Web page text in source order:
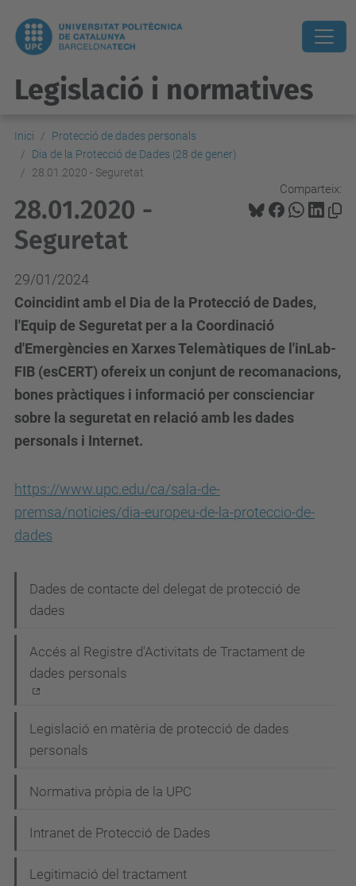
Legislació i normatives
Inici
Protecció de dades personals
Dia de la Protecció de Dades (28 de gener)
28.01.2020 - Seguretat
Comparteix:
28.01.2020 -
Seguretat
29/01/2024
Coincidint amb el Dia de la Protecció de Dades,
l'Equip de Seguretat per a la Coordinació
d'Emergències en Xarxes Telemàtiques de l'inLab-
FIB (esCERT) ofereix un conjunt de recomanacions,
bones pràctiques i informació per conscienciar
sobre la seguretat en relació amb les dades
personals i Internet.
https://www.upc.edu/ca/sala-de-
premsa/noticies/dia-europeu-de-la-proteccio-de-
dades
g
i
ó
Dades de contacte del delegat de protecció de
dades
Accés al Registre d'Activitats de Tractament de
dades personals
Legislació en matèria de protecció de dades
personals
Normativa pròpia de la UPC
Intranet de Protecció de Dades
Legitimació del tractament